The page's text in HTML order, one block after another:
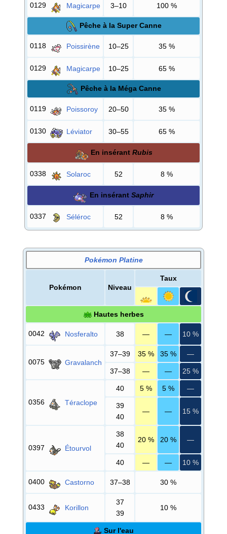
0129 Magicarpe 3–10 100 %
Pêche à la Super Canne
0118 Poissirène 10–25 35 %
0129 Magicarpe 10–25 65 %
Pêche à la Méga Canne
0119 Poissoroy 20–50 35 %
0130 Léviator 30–55 65 %
En insérant Rubis
0338 Solaroc 52 8 %
En insérant Saphir
0337 Séléroc 52 8 %
Pokémon Platine
Pokémon Niveau
Taux
Hautes herbes
0042 Nosferalto 38 — — 10 %
0075 Gravalanch
37–39 35 % 35 % —
37–38 — — 25 %
0356 Téraclope
40 5 % 5 % —
39
40
— — 15 %
0397 Étourvol
38
40
20 % 20 % —
40 — — 10 %
0400 Castorno 37–38 30 %
0433 Korillon
37
39
10 %
Sur l'eau